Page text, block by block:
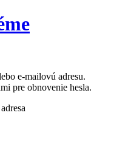
e-mailovú adresu.
pre obnovenie hesla.